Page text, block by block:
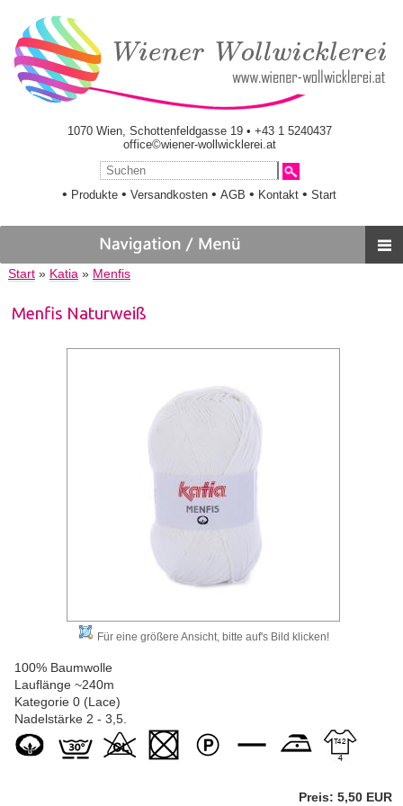
1070 Wien, Schottenfeldgasse 19 • +43 1 5240437
office©wiener-wollwicklerei.at
• Produkte •Versandkosten •AGB • Kontakt •Start
Start» Katia» Menfis
Menfis Naturweiß
Für eine größere Ansicht, bitte auf's Bild klicken!
100% Baumwolle
Lauflänge ~240m
Kategorie 0 (Lace)
Nadelstärke 2 - 3,5.
Preis: 5,50 EUR